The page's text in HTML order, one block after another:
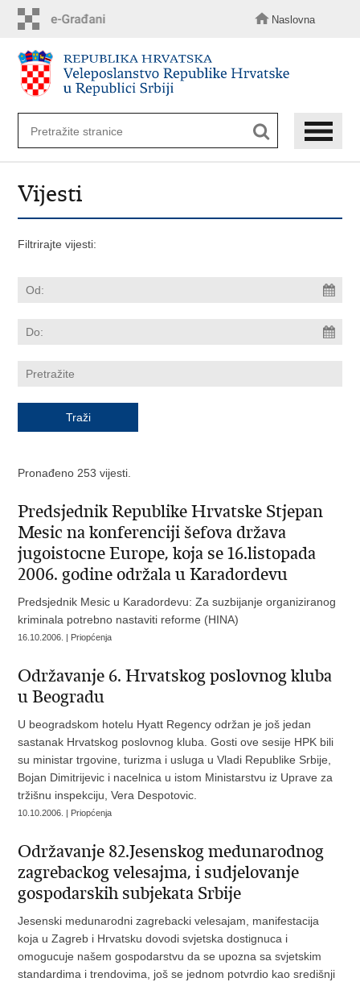
sadržaj
Naslovna
Vijesti
Filtrirajte vijesti:
Pronađeno 253 vijesti.
Predsjednik Republike Hrvatske Stjepan
Mesic na konferenciji šefova država
jugoistocne Europe, koja se 16.listopada
2006. godine održala u Karadordevu
Predsjednik Mesic u Karadordevu: Za suzbijanje organiziranog
kriminala potrebno nastaviti reforme (HINA)
16.10.2006. | Priopćenja
Održavanje 6. Hrvatskog poslovnog kluba
u Beogradu
U beogradskom hotelu Hyatt Regency održan je još jedan
sastanak Hrvatskog poslovnog kluba. Gosti ove sesije HPK bili
su ministar trgovine, turizma i usluga u Vladi Republike Srbije,
Bojan Dimitrijevic i nacelnica u istom Ministarstvu iz Uprave za
tržišnu inspekciju, Vera Despotovic.
10.10.2006. | Priopćenja
Održavanje 82.Jesenskog medunarodnog
zagrebackog velesajma, i sudjelovanje
gospodarskih subjekata Srbije
Jesenski medunarodni zagrebacki velesajam, manifestacija
koja u Zagreb i Hrvatsku dovodi svjetska dostignuca i
omogucuje našem gospodarstvu da se upozna sa svjetskim
standardima i trendovima, još se jednom potvrdio kao središnji